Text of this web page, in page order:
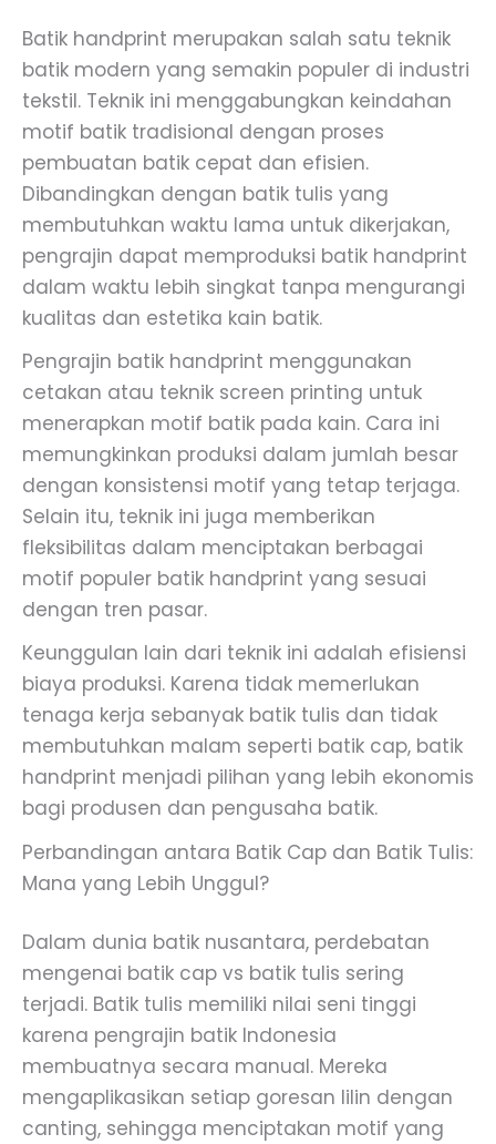
Batik handprint merupakan salah satu teknik
batik modern yang semakin populer di industri
tekstil. Teknik ini menggabungkan keindahan
motif batik tradisional dengan proses
pembuatan batik cepat dan efisien.
Dibandingkan dengan batik tulis yang
membutuhkan waktu lama untuk dikerjakan,
pengrajin dapat memproduksi batik handprint
dalam waktu lebih singkat tanpa mengurangi
kualitas dan estetika kain batik.
Pengrajin batik handprint menggunakan
cetakan atau teknik screen printing untuk
menerapkan motif batik pada kain. Cara ini
memungkinkan produksi dalam jumlah besar
dengan konsistensi motif yang tetap terjaga.
Selain itu, teknik ini juga memberikan
fleksibilitas dalam menciptakan berbagai
motif populer batik handprint yang sesuai
dengan tren pasar.
Keunggulan lain dari teknik ini adalah efisiensi
biaya produksi. Karena tidak memerlukan
tenaga kerja sebanyak batik tulis dan tidak
membutuhkan malam seperti batik cap, batik
handprint menjadi pilihan yang lebih ekonomis
bagi produsen dan pengusaha batik.
Perbandingan antara Batik Cap dan Batik Tulis:
Mana yang Lebih Unggul?
Dalam dunia batik nusantara, perdebatan
mengenai batik cap vs batik tulis sering
terjadi. Batik tulis memiliki nilai seni tinggi
karena pengrajin batik Indonesia
membuatnya secara manual. Mereka
mengaplikasikan setiap goresan lilin dengan
canting, sehingga menciptakan motif yang